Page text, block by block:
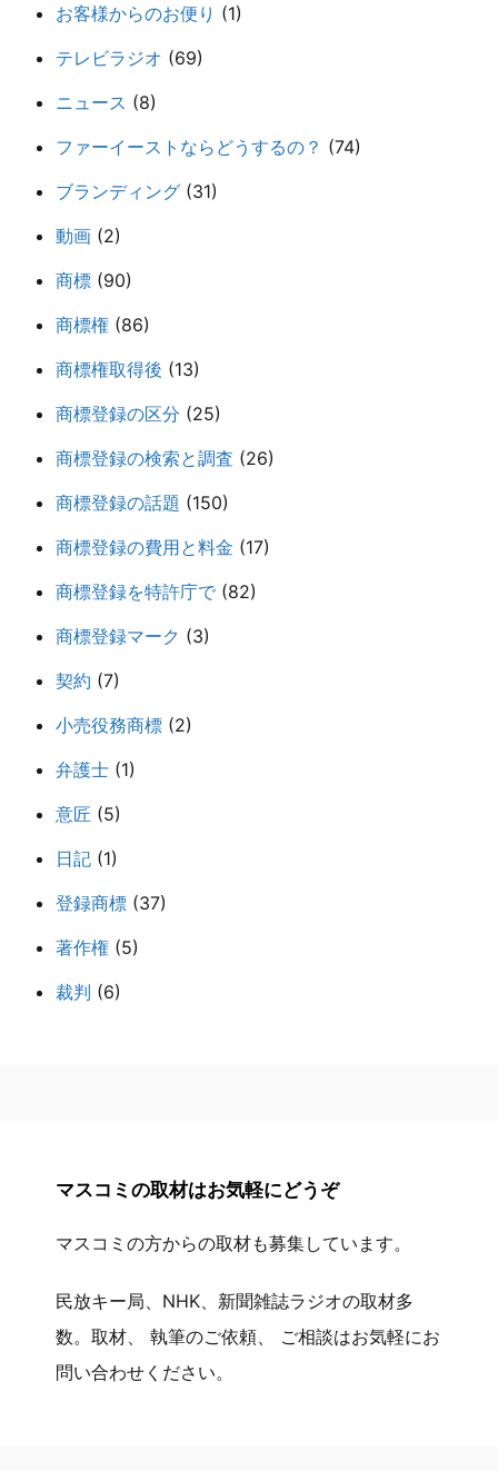
お客様からのお便り (1)
テレビラジオ (69)
ニュース (8)
ファーイーストならどうするの？ (74)
ブランディング (31)
動画 (2)
商標 (90)
商標権 (86)
商標権取得後 (13)
商標登録の区分 (25)
商標登録の検索と調査 (26)
商標登録の話題 (150)
商標登録の費用と料金 (17)
商標登録を特許庁で (82)
商標登録マーク (3)
契約 (7)
小売役務商標 (2)
弁護士 (1)
意匠 (5)
日記 (1)
登録商標 (37)
著作権 (5)
裁判 (6)
マスコミの取材はお気軽にどうぞ
マスコミの方からの取材も募集しています。
民放キー局、NHK、新聞雑誌ラジオの取材多
数。取材、 執筆のご依頼、 ご相談はお気軽にお
問い合わせください。